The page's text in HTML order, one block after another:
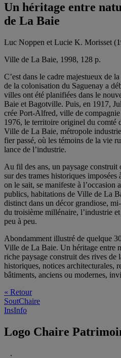
Un héritage entre
de La Baie
Luc Noppen et Lucie K. Morisset
Ville de La Baie, 1998, 128 p.
C’est dans le cadre majestueux de
de la colonisation du Saguenay a
villes ont été planifiées dans le
Baie et Bagotville. Puis, en 1917,
crée Port-Alfred, ville de
1976, le territoire originel du comté
Ville de La Baie, métropole
fier passé, où les témoins de la vie
lance de l’industrie.
Au fil des ans, un paysage construit
sur des trames historiques
on le sait, se manifeste à l’occasion
publics, habitations de Ville de La
distinct dans un décor grandiose,
du troisième millénaire, l’industrie
peu à peu.
Abondamment illustré de quelque
Ville de La Baie. Un héritage entre
riche paysage construit des rives de
historiques, notices architecturales,
bâtiments, anciens ou modernes,
« Retour
SoutChaire
InsInfo
Logo Chaire
.